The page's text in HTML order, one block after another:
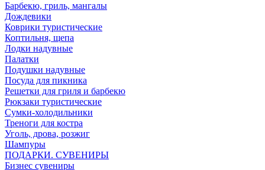
Барбекю, гриль, мангалы
Дождевики
Коврики туристические
Коптильня, щепа
Лодки надувные
Палатки
Подушки надувные
Посуда для пикника
Решетки для гриля и барбекю
Рюкзаки туристические
Сумки-холодильники
Треноги для костра
Уголь, дрова, розжиг
Шампуры
ПОДАРКИ. СУВЕНИРЫ
Бизнес сувениры